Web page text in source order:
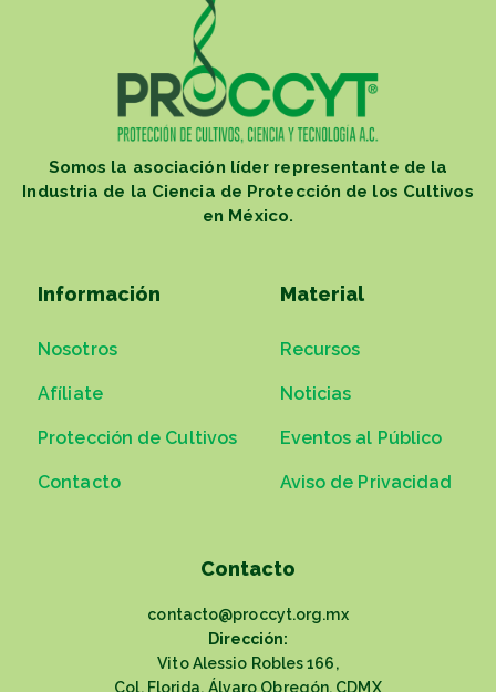
Somos la asociación líder representante de la
Industria de la Ciencia de Protección de los Cultivos
en México.
Información
Nosotros
Afíliate
Protección de Cultivos
Contacto
Material
Recursos
Noticias
Eventos al Público
Aviso de Privacidad
Contacto
contacto@proccyt.org.mx
Dirección:
Vito Alessio Robles 166,
Col. Florida, Álvaro Obregón, CDMX